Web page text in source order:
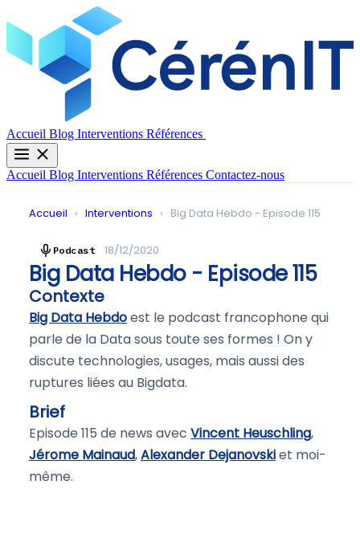
Accueil Blog Interventions Références
Accueil Blog Interventions Références Contactez-nous
Accueil › Interventions › Big Data Hebdo - Episode 115
Podcast 18/12/2020
Big Data Hebdo - Episode 115
Contexte
Big Data Hebdoest le podcast francophone qui
parle de la Data sous toute ses formes ! On y
discute technologies, usages, mais aussi des
ruptures liées au Bigdata.
Brief
Episode 115 de news avec Vincent Heuschling,
Jérome Mainaud,Alexander Dejanovskiet moi-
même.